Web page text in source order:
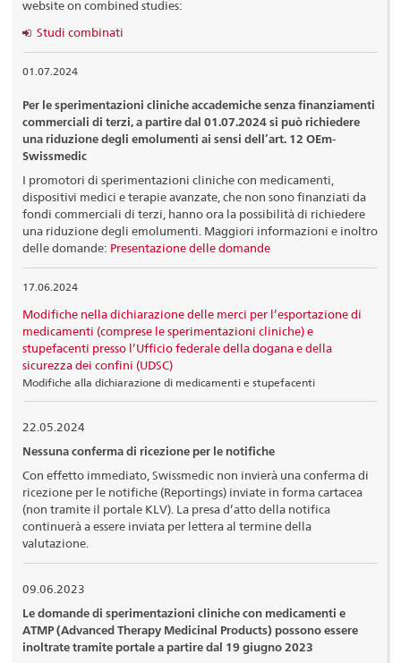
website on combined studies:
Studi combinati
01.07.2024
Per le sperimentazioni cliniche accademiche senza finanziamenti
commerciali di terzi, a partire dal 01.07.2024 si può richiedere
una riduzione degli emolumenti ai sensi dell’art. 12 OEm-
Swissmedic
I promotori di sperimentazioni cliniche con medicamenti,
dispositivi medici e terapie avanzate, che non sono finanziati da
fondi commerciali di terzi, hanno ora la possibilità di richiedere
una riduzione degli emolumenti. Maggiori informazioni e inoltro
delle domande: Presentazione delle domande
17.06.2024
Modifiche nella dichiarazione delle merci per l’esportazione di
medicamenti (comprese le sperimentazioni cliniche) e
stupefacenti presso l’Ufficio federale della dogana e della
sicurezza dei confini (UDSC)
Modifiche alla dichiarazione di medicamenti e stupefacenti
22.05.2024
Nessuna conferma di ricezione per le notifiche
Con effetto immediato, Swissmedic non invierà una conferma di
ricezione per le notifiche (Reportings) inviate in forma cartacea
(non tramite il portale KLV). La presa d’atto della notifica
continuerà a essere inviata per lettera al termine della
valutazione.
09.06.2023
Le domande di sperimentazioni cliniche con medicamenti e
ATMP (Advanced Therapy Medicinal Products) possono essere
inoltrate tramite portale a partire dal 19 giugno 2023